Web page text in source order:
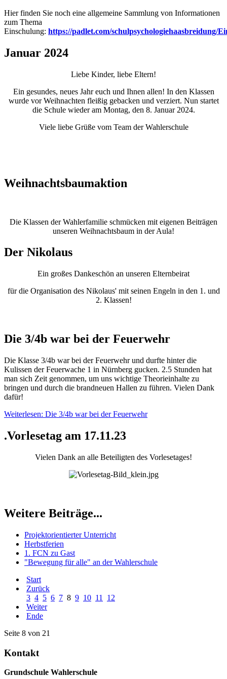
Hier finden Sie noch eine allgemeine Sammlung von Informationen
zum Thema
Einschulung: https://padlet.com/schulpsychologiehaasbreidung/
Januar 2024
Liebe Kinder, liebe Eltern!
Ein gesundes, neues Jahr euch und Ihnen allen! In den Klassen
wurde vor Weihnachten fleißig gebacken und verziert. Nun startet
die Schule wieder am Montag, den 8. Januar 2024.
Viele liebe Grüße vom Team der Wahlerschule
Weihnachtsbaumaktion
Die Klassen der Wahlerfamilie schmücken mit eigenen Beiträgen
unseren Weihnachtsbaum in der Aula!
Der Nikolaus
Ein großes Dankeschön an unseren Elternbeirat
für die Organisation des Nikolaus' mit seinen Engeln in den 1. und
2. Klassen!
Die 3/4b war bei der Feuerwehr
Die Klasse 3/4b war bei der Feuerwehr und durfte hinter die
Kulissen der Feuerwache 1 in Nürnberg gucken. 2.5 Stunden hat
man sich Zeit genommen, um uns wichtige Theorieinhalte zu
bringen und durch die brandneuen Hallen zu führen. Vielen Dank
dafür!
Weiterlesen: Die 3/4b war bei der Feuerwehr
.Vorlesetag am 17.11.23
Vielen Dank an alle Beteiligten des Vorlesetages!
Weitere Beiträge...
Projektorientierter Unterricht
Herbstferien
1. FCN zu Gast
"Bewegung für alle" an der Wahlerschule
Start
Zurück
3 4 5 6 7 8 9 10 11
12
Weiter
Ende
Seite 8 von 21
Kontakt
Grundschule Wahlerschule